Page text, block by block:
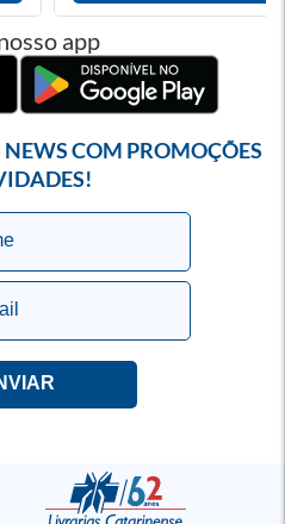
app
NEWS COM PROMOÇÕES